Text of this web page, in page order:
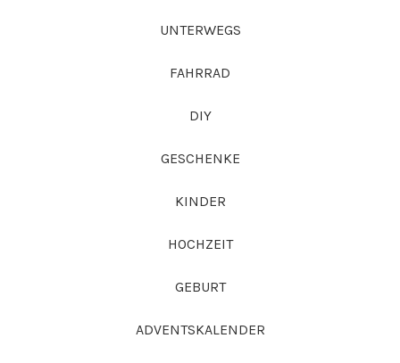
UNTERWEGS
FAHRRAD
DIY
GESCHENKE
KINDER
HOCHZEIT
GEBURT
ADVENTSKALENDER